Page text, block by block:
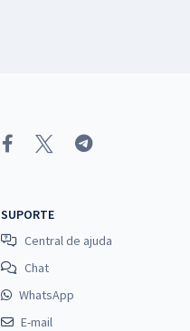
SUPORTE
Central de ajuda
Chat
WhatsApp
E-mail